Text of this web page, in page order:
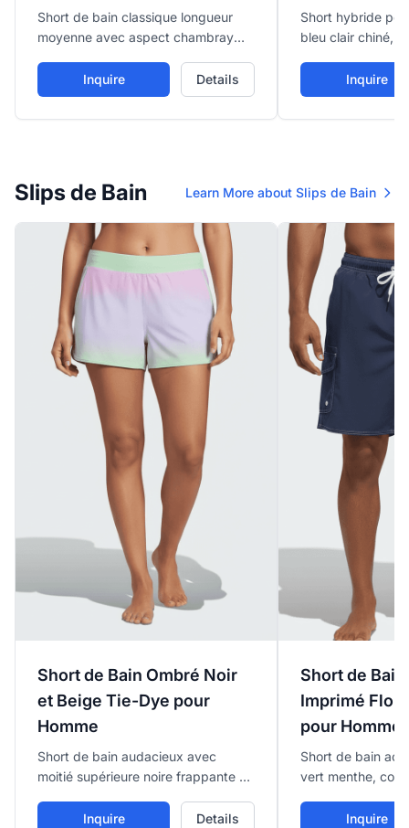
Short de bain classique longueur
moyenne avec aspect chambray
verticales blanches, offrant style
intemporel et confortable.
Inquire Details
Short hybride
bleu clair chiné,
passants de
terre et eau.
Inquire
Slips de Bain Learn More about Slips de Bain
Short de Bain Ombré Noir
et Beige Tie-Dye pour
Homme
Short de bain audacieux avec
moitié supérieure noire frappante et
effet ombré ou tie-dye horizontal
Inquire Details
Short de
Imprimé
pour Homme
Short de bain
vert menthe,
accents rouges
Inquire